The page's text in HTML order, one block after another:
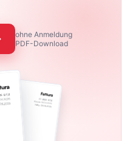
PDF-Download